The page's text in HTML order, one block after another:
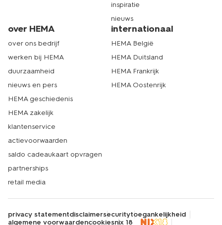
inspiratie
nieuws
over HEMA
over ons bedrijf
werken bij HEMA
duurzaamheid
nieuws en pers
HEMA geschiedenis
HEMA zakelijk
klantenservice
actievoorwaarden
saldo cadeaukaart opvragen
partnerships
retail media
internationaal
HEMA België
HEMA Duitsland
HEMA Frankrijk
HEMA Oostenrijk
privacy statementdisclaimersecuritytoegankelijkheid
algemene voorwaardencookiesnix 18